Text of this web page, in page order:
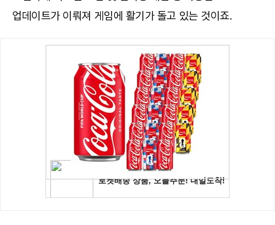
업데이트가 이뤄져 게임에 활기가 돌고 있는 것이죠.